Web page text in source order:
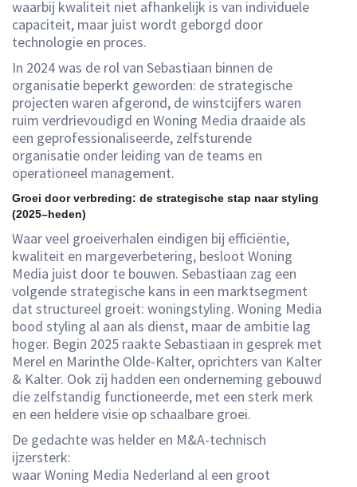
waarbij kwaliteit niet afhankelijk is van individuele
capaciteit, maar juist wordt geborgd door
technologie en proces.
In 2024 was de rol van Sebastiaan binnen de
organisatie beperkt geworden: de strategische
projecten waren afgerond, de winstcijfers waren
ruim verdrievoudigd en Woning Media draaide als
een geprofessionaliseerde, zelfsturende
organisatie onder leiding van de teams en
operationeel management.
Groei door verbreding: de strategische stap naar styling
(2025–heden)
Waar veel groeiverhalen eindigen bij efficiëntie,
kwaliteit en margeverbetering, besloot Woning
Media juist door te bouwen. Sebastiaan zag een
volgende strategische kans in een marktsegment
dat structureel groeit: woningstyling. Woning Media
bood styling al aan als dienst, maar de ambitie lag
hoger. Begin 2025 raakte Sebastiaan in gesprek met
Merel en Marinthe Olde-Kalter, oprichters van Kalter
& Kalter. Ook zij hadden een onderneming gebouwd
die zelfstandig functioneerde, met een sterk merk
en een heldere visie op schaalbare groei.
De gedachte was helder en M&A-technisch
ijzersterk:
waar Woning Media Nederland al een groot